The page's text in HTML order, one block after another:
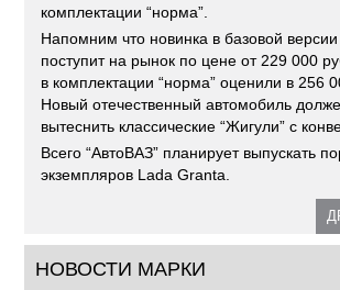
комплектации “норма”.
Напомним что новинка в базовой версии
поступит на рынок по цене от 229 000
в комплектации “норма” оценили в 256
Новый отечественный автомобиль
вытеснить классические “Жигули” с
Всего “АвтоВАЗ” планирует выпускать
экземпляров Lada Granta.
НОВОСТИ МАРКИ